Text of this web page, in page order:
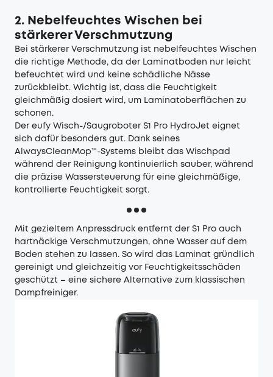
2. Nebelfeuchtes Wischen bei
stärkerer Verschmutzung
Bei stärkerer Verschmutzung ist nebelfeuchtes Wischen
die richtige Methode, da der Laminatboden nur leicht
befeuchtet wird und keine schädliche Nässe
zurückbleibt. Wichtig ist, dass die Feuchtigkeit
gleichmäßig dosiert wird, um Laminatoberflächen zu
schonen.
Der eufy Wisch-/Saugroboter S1 Pro HydroJet eignet
sich dafür besonders gut. Dank seines
AlwaysCleanMop™-Systems bleibt das Wischpad
während der Reinigung kontinuierlich sauber, während
die präzise Wassersteuerung für eine gleichmäßige,
kontrollierte Feuchtigkeit sorgt.
Mit gezieltem Anpressdruck entfernt der S1 Pro auch
hartnäckige Verschmutzungen, ohne Wasser auf dem
Boden stehen zu lassen. So wird das Laminat gründlich
gereinigt und gleichzeitig vor Feuchtigkeitsschäden
geschützt – eine sichere Alternative zum klassischen
Dampfreiniger.